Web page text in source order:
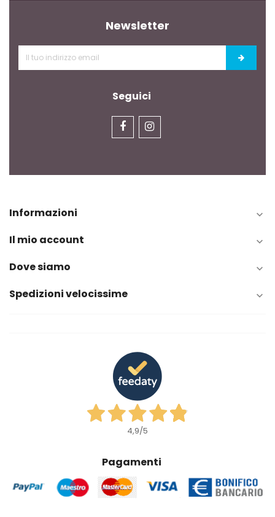
Newsletter
Seguici
Informazioni 
Il mio account 
Dove siamo 
Spedizioni velocissime 
4,9/5
Pagamenti